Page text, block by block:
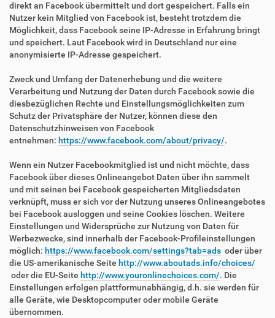
direkt an Facebook übermittelt und dort gespeichert. Falls ein
Nutzer kein Mitglied von Facebook ist, besteht trotzdem die
Möglichkeit, dass Facebook seine IP-Adresse in Erfahrung bringt
und speichert. Laut Facebook wird in Deutschland nur eine
anonymisierte IP-Adresse gespeichert.
Zweck und Umfang der Datenerhebung und die weitere
Verarbeitung und Nutzung der Daten durch Facebook sowie die
diesbezüglichen Rechte und Einstellungsmöglichkeiten zum
Schutz der Privatsphäre der Nutzer, können diese den
Datenschutzhinweisen von Facebook
entnehmen: https://www.facebook.com/about/privacy/.
Wenn ein Nutzer Facebookmitglied ist und nicht möchte, dass
Facebook über dieses Onlineangebot Daten über ihn sammelt
und mit seinen bei Facebook gespeicherten Mitgliedsdaten
verknüpft, muss er sich vor der Nutzung unseres Onlineangebotes
bei Facebook ausloggen und seine Cookies löschen. Weitere
Einstellungen und Widersprüche zur Nutzung von Daten für
Werbezwecke, sind innerhalb der Facebook-Profileinstellungen
möglich: https://www.facebook.com/settings?tab=ads oder über
die US-amerikanische Seite http://www.aboutads.info/choices/
oder die EU-Seite http://www.youronlinechoices.com/. Die
Einstellungen erfolgen plattformunabhängig, d.h. sie werden für
alle Geräte, wie Desktopcomputer oder mobile Geräte
übernommen.